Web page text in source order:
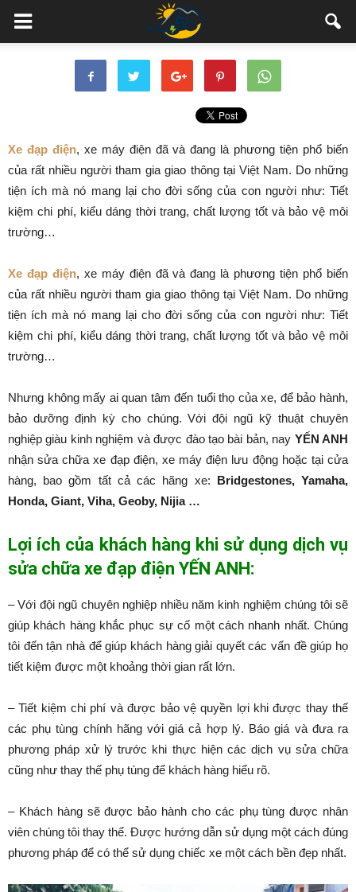
Xe đạp điện, xe máy điện đã và đang là phương tiện phổ biến
của rất nhiều người tham gia giao thông tại Việt Nam. Do những
tiện ích mà nó mang lại cho đời sống của con người như: Tiết
kiệm chi phí, kiểu dáng thời trang, chất lượng tốt và bảo vệ môi
trường…
Xe đạp điện, xe máy điện đã và đang là phương tiện phổ biến
của rất nhiều người tham gia giao thông tại Việt Nam. Do những
tiện ích mà nó mang lại cho đời sống của con người như: Tiết
kiệm chi phí, kiểu dáng thời trang, chất lượng tốt và bảo vệ môi
trường…
Nhưng không mấy ai quan tâm đến tuổi thọ của xe, để bảo hành,
bảo dưỡng định kỳ cho chúng. Với đội ngũ kỹ thuật chuyên
nghiệp giàu kinh nghiệm và được đào tạo bài bản, nay YẾN ANH
nhận sửa chữa xe đạp điện, xe máy điện lưu động hoặc tại cửa
hàng, bao gồm tất cả các hãng xe: Bridgestones, Yamaha,
Honda, Giant, Viha, Geoby, Nijia …
Lợi ích của khách hàng khi sử dụng dịch vụ
sửa chữa xe đạp điện YẾN ANH:
– Với đội ngũ chuyên nghiệp nhiều năm kinh nghiệm chúng tôi sẽ
giúp khách hàng khắc phục sự cố một cách nhanh nhất. Chúng
tôi đến tận nhà để giúp khách hàng giải quyết các vấn đề giúp họ
tiết kiệm được một khoảng thời gian rất lớn.
– Tiết kiệm chi phí và được bảo vệ quyền lợi khi được thay thế
các phụ tùng chính hãng với giá cả hợp lý. Báo giá và đưa ra
phương pháp xử lý trước khi thực hiện các dịch vụ sửa chữa
cũng như thay thế phụ tùng để khách hàng hiểu rõ.
– Khách hàng sẽ được bảo hành cho các phụ tùng được nhân
viên chúng tôi thay thế. Được hướng dẫn sử dụng một cách đúng
phương pháp để có thể sử dụng chiếc xe một cách bền đẹp nhất.